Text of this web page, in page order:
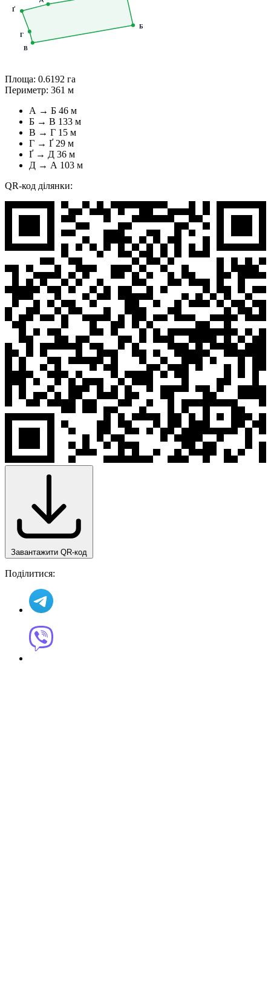
Б
В
Г
Ґ
Площа: 0.6192 га
Периметр: 361 м
А → Б 46 м
Б → В 133 м
В → Г 15 м
Г → Ґ 29 м
Ґ → Д 36 м
Д → А 103 м
QR-код ділянки:
Завантажити QR-код
Поділитися: